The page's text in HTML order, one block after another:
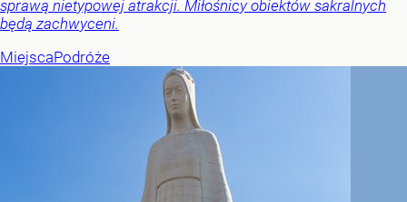
sprawą nietypowej atrakcji. Miłośnicy obiektów sakralnych
będą zachwyceni.
MiejscaPodróże